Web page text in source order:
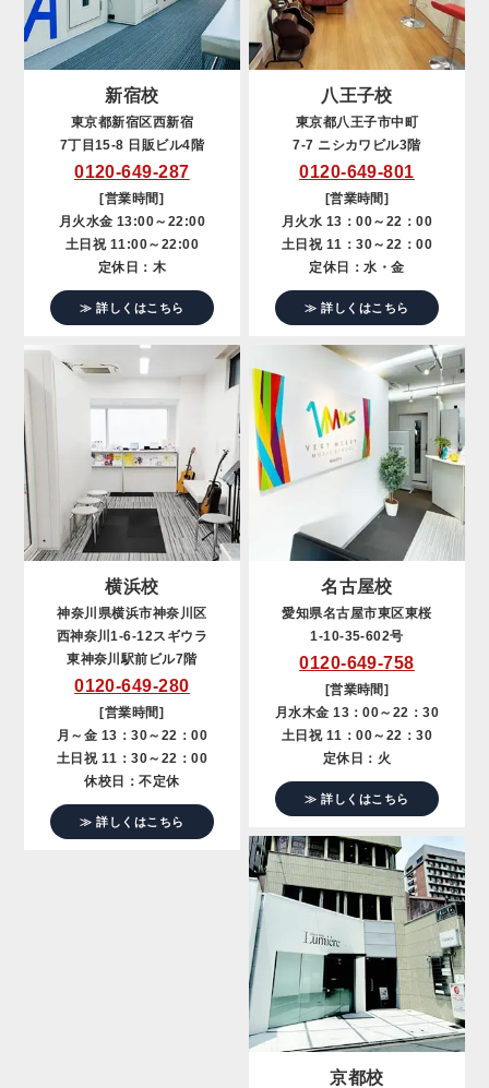
新宿校
東京都新宿区西新宿
7丁目15-8 日販ビル4階
0120-649-287
[営業時間]
月火水金 13:00～22:00
土日祝 11:00～22:00
定休日：木
≫ 詳しくはこちら
八王子校
東京都八王子市中町
7-7 ニシカワビル3階
0120-649-801
[営業時間]
月火水 13：00～22：00
土日祝 11：30～22：00
定休日：水・金
≫ 詳しくはこちら
横浜校
神奈川県横浜市神奈川区
西神奈川1-6-12スギウラ
東神奈川駅前ビル7階
0120-649-280
[営業時間]
月～金 13：30～22：00
土日祝 11：30～22：00
休校日：不定休
≫ 詳しくはこちら
名古屋校
愛知県名古屋市東区東桜
1-10-35-602号
0120-649-758
[営業時間]
月水木金 13：00～22：30
土日祝 11：00～22：30
定休日：火
≫ 詳しくはこちら
京都校